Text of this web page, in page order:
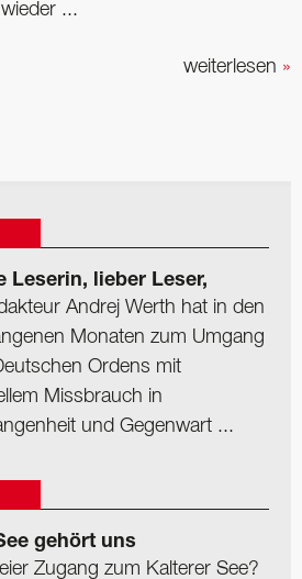
...
weiterlesen »
Leserin, lieber Leser,
Andrej Werth hat in den
Monaten zum Umgang
Ordens mit
Missbrauch in
und Gegenwart ...
gehört uns
Zugang zum Kalterer See?